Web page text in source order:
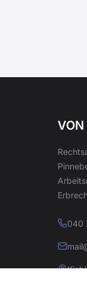
VON
040